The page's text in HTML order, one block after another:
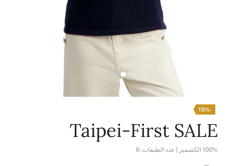
-15%
Taipei-First SALE
100% الكشمير | عدد الطبقات: 6